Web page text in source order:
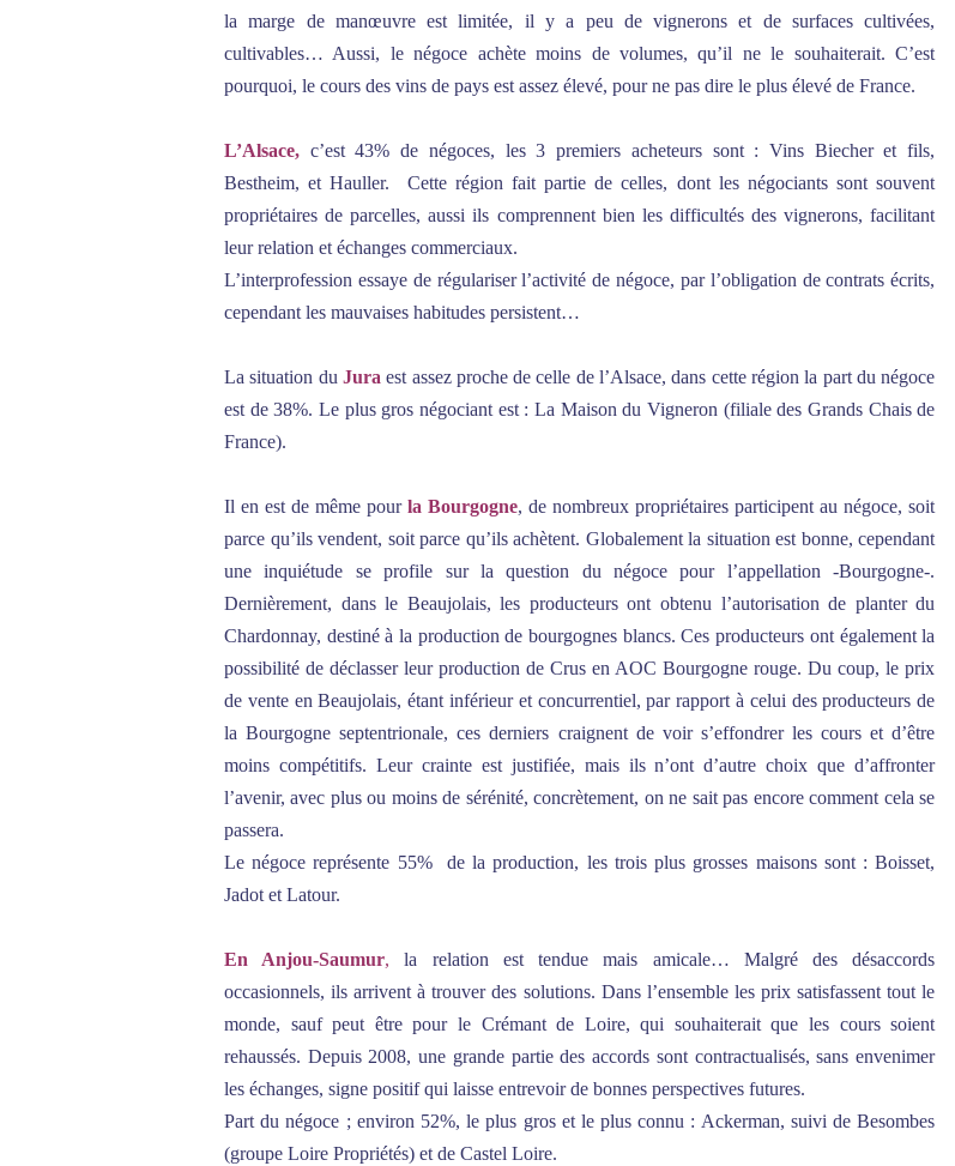
la marge de manœuvre est limitée, il y a peu de vignerons et de surfaces cultivées,
cultivables… Aussi, le négoce achète moins de volumes, qu’il ne le souhaiterait. C’est
pourquoi, le cours des vins de pays est assez élevé, pour ne pas dire le plus élevé de France.
L’Alsace, c’est 43% de négoces, les 3 premiers acheteurs sont : Vins Biecher et fils,
Bestheim, et Hauller. Cette région fait partie de celles, dont les négociants sont souvent
propriétaires de parcelles, aussi ils comprennent bien les difficultés des vignerons, facilitant
leur relation et échanges commerciaux.
L’interprofession essaye de régulariser l’activité de négoce, par l’obligation de contrats écrits,
cependant les mauvaises habitudes persistent…
La situation du Jura est assez proche de celle de l’Alsace, dans cette région la part du négoce
est de 38%. Le plus gros négociant est : La Maison du Vigneron (filiale des Grands Chais de
France).
Il en est de même pourla Bourgogne, de nombreux propriétaires participent au négoce, soit
parce qu’ils vendent, soit parce qu’ils achètent. Globalement la situation est bonne, cependant
une inquiétude se profile sur la question du négoce pour l’appellation -Bourgogne-.
Dernièrement, dans le Beaujolais, les producteurs ont obtenu l’autorisation de planter du
Chardonnay, destiné à la production de bourgognes blancs. Ces producteurs ont également la
possibilité de déclasser leur production de Crus en AOC Bourgogne rouge. Du coup, le prix
de vente en Beaujolais, étant inférieur et concurrentiel, par rapport à celui des producteurs de
la Bourgogne septentrionale, ces derniers craignent de voir s’effondrer les cours et d’être
moins compétitifs. Leur crainte est justifiée, mais ils n’ont d’autre choix que d’affronter
l’avenir, avec plus ou moins de sérénité, concrètement, on ne sait pas encore comment cela se
passera.
Le négoce représente 55% de la production, les trois plus grosses maisons sont : Boisset,
Jadot et Latour.
En Anjou-Saumur, la relation est tendue mais amicale… Malgré des désaccords
occasionnels, ils arrivent à trouver des solutions. Dans l’ensemble les prix satisfassent tout le
monde, sauf peut être pour le Crémant de Loire, qui souhaiterait que les cours soient
rehaussés. Depuis 2008, une grande partie des accords sont contractualisés, sans envenimer
les échanges, signe positif qui laisse entrevoir de bonnes perspectives futures.
Part du négoce ; environ 52%, le plus gros et le plus connu : Ackerman, suivi de Besombes
(groupe Loire Propriétés) et de Castel Loire.